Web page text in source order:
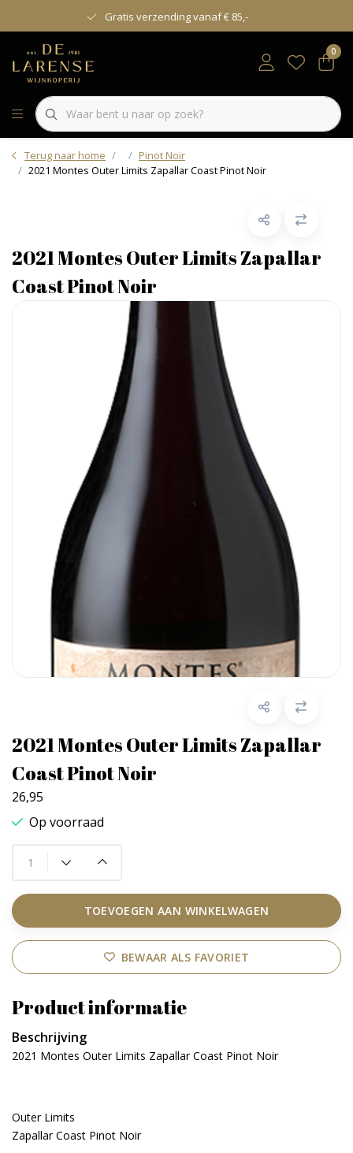
Gratis verzending vanaf € 85,-
0
Terug naar home
Pinot Noir
2021 Montes Outer Limits Zapallar Coast Pinot Noir
2021 Montes Outer Limits Zapallar
Coast Pinot Noir
2021 Montes Outer Limits Zapallar
Coast Pinot Noir
26,95
Op voorraad
TOEVOEGEN AAN WINKELWAGEN
BEWAAR ALS FAVORIET
Product informatie
Beschrijving
2021 Montes Outer Limits Zapallar Coast Pinot Noir
Outer Limits
Zapallar Coast Pinot Noir